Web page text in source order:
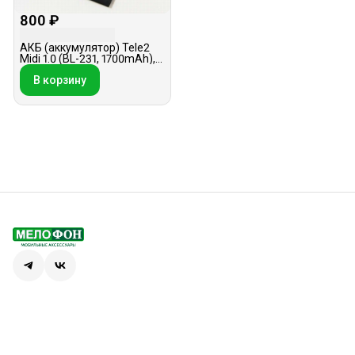
800 ₽
АКБ (аккумулятор) Tele2
Midi 1.0 (BL-231, 1700mAh),
оригинал
В корзину